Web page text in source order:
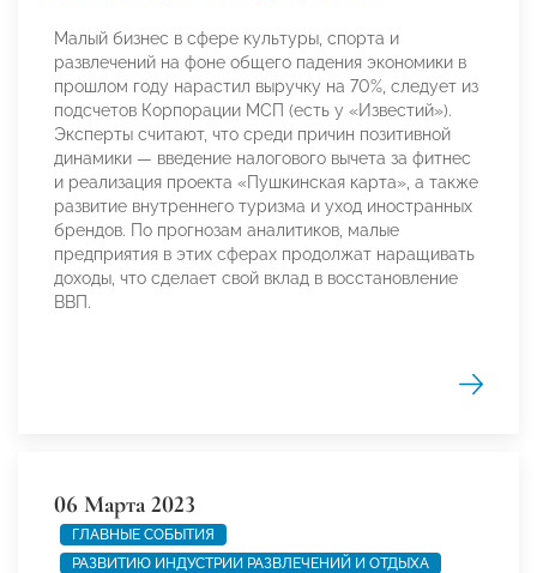
Малый бизнес в сфере культуры, спорта и
развлечений на фоне общего падения экономики в
прошлом году нарастил выручку на 70%, следует из
подсчетов Корпорации МСП (есть у «Известий»).
Эксперты считают, что среди причин позитивной
динамики — введение налогового вычета за фитнес
и реализация проекта «Пушкинская карта», а также
развитие внутреннего туризма и уход иностранных
брендов. По прогнозам аналитиков, малые
предприятия в этих сферах продолжат наращивать
доходы, что сделает свой вклад в восстановление
ВВП.
06 Марта 2023
ГЛАВНЫЕ СОБЫТИЯ
РАЗВИТИЮ ИНДУСТРИИ РАЗВЛЕЧЕНИЙ И ОТДЫХА